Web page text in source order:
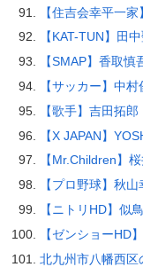
【住吉会幸平一
【KAT-TUN】田
【SMAP】香取慎
【サッカー】中村
【歌手】吉田拓郎
【X JAPAN】
【Mr.Children】
【プロ野球】秋山
【ニトリHD】似
【ゼンショーHD
北九州市八幡西区